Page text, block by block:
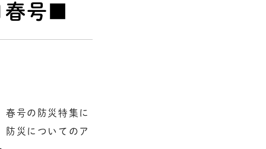
号■
春号の防災特集に
防災についてのア